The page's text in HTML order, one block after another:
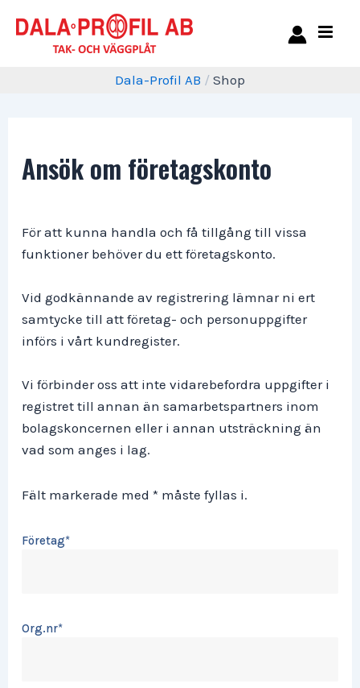
Dala-Profil AB / Shop
Ansök om företagskonto
För att kunna handla och få tillgång till vissa
funktioner behöver du ett företagskonto.
Vid godkännande av registrering lämnar ni ert
samtycke till att företag- och personuppgifter
införs i vårt kundregister.
Vi förbinder oss att inte vidarebefordra uppgifter i
registret till annan än samarbetspartners inom
bolagskoncernen eller i annan utsträckning än
vad som anges i lag.
Fält markerade med * måste fyllas i.
Företag*
Org.nr*